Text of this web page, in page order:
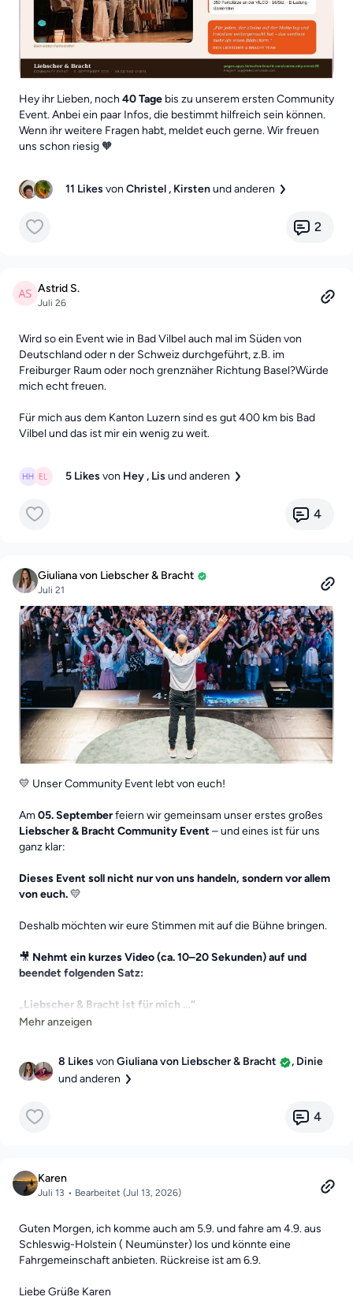
Hey ihr Lieben, noch 40 Tage bis zu unserem ersten Community
Event. Anbei ein paar Infos, die bestimmt hilfreich sein können.
Wenn ihr weitere Fragen habt, meldet euch gerne. Wir freuen
uns schon riesig 🧡
11 Likes von Christel , Kirstenund anderen
2
Astrid S.
Juli 26
Wird so ein Event wie in Bad Vilbel auch mal im Süden von
Deutschland oder n der Schweiz durchgeführt, z.B. im
Freiburger Raum oder noch grenznäher Richtung Basel?Würde
mich echt freuen.
Für mich aus dem Kanton Luzern sind es gut 400 km bis Bad
Vilbel und das ist mir ein wenig zu weit.
5 Likes von Hey , Lis und anderen
4
Giuliana von Liebscher & Bracht
Juli 21
💛 Unser Community Event lebt von euch!
Am05. Septemberfeiern wir gemeinsam unser erstes großes
Liebscher & Bracht Community Event – und eines ist für uns
ganz klar:
Dieses Event soll nicht nur von uns handeln, sondern vor allem
von euch.💛
Deshalb möchten wir eure Stimmen mit auf die Bühne bringen.
🎥 Nehmt ein kurzes Video (ca. 10–20 Sekunden) auf und
beendet folgenden Satz:
„Liebscher & Bracht ist für mich …“
💛 …wieder Lebensqualität.
💛 …Hoffnung.
💛 …eine tolle Community.
Es gibt kein richtig oder falsch – wir möchten einfach hören,
✨ Vielleicht sehen wir euer Video sogar auf unserem
Community Event! ✨
👉Hier könnt ihr euer Video hochladen:
8 Likesvon Giuliana von Liebscher & Bracht
, Dinie
und anderen
4
Karen
Juli 13 • Bearbeitet (Jul 13, 2026)
Guten Morgen, ich komme auch am 5.9. und fahre am 4.9. aus
Schleswig-Holstein ( Neumünster) los und könnte eine
Fahrgemeinschaft anbieten. Rückreise ist am 6.9.
Liebe Grüße Karen